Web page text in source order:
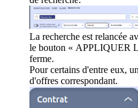
La recherche est relancée
le bouton « APPLIQUER
ferme.
Pour certains d'entre eux,
d'offres correspondant.